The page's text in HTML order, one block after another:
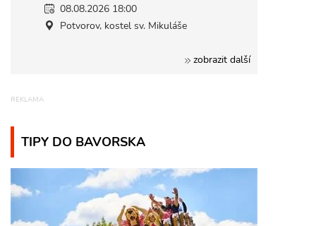
08.08.2026 18:00
Potvorov, kostel sv. Mikuláše
zobrazit další
TIPY DO BAVORSKA